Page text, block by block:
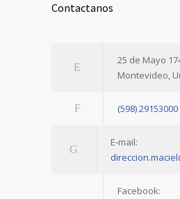
Contactanos
25 de Mayo
Montevideo,
(598) 29153000
E-mail:
Facebook: